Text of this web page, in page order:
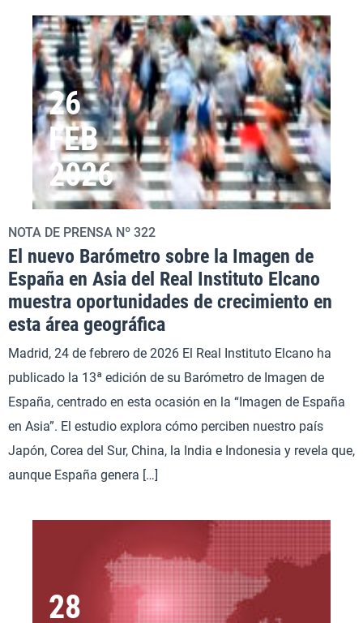
26
FEB
2026
NOTA DE PRENSA Nº 322
El nuevo Barómetro sobre la Imagen de
España en Asia del Real Instituto Elcano
muestra oportunidades de crecimiento en
esta área geográfica
Madrid, 24 de febrero de 2026 El Real Instituto Elcano ha
publicado la 13ª edición de su Barómetro de Imagen de
España, centrado en esta ocasión en la “Imagen de España
en Asia”. El estudio explora cómo perciben nuestro país
Japón, Corea del Sur, China, la India e Indonesia y revela que,
aunque España genera […]
28